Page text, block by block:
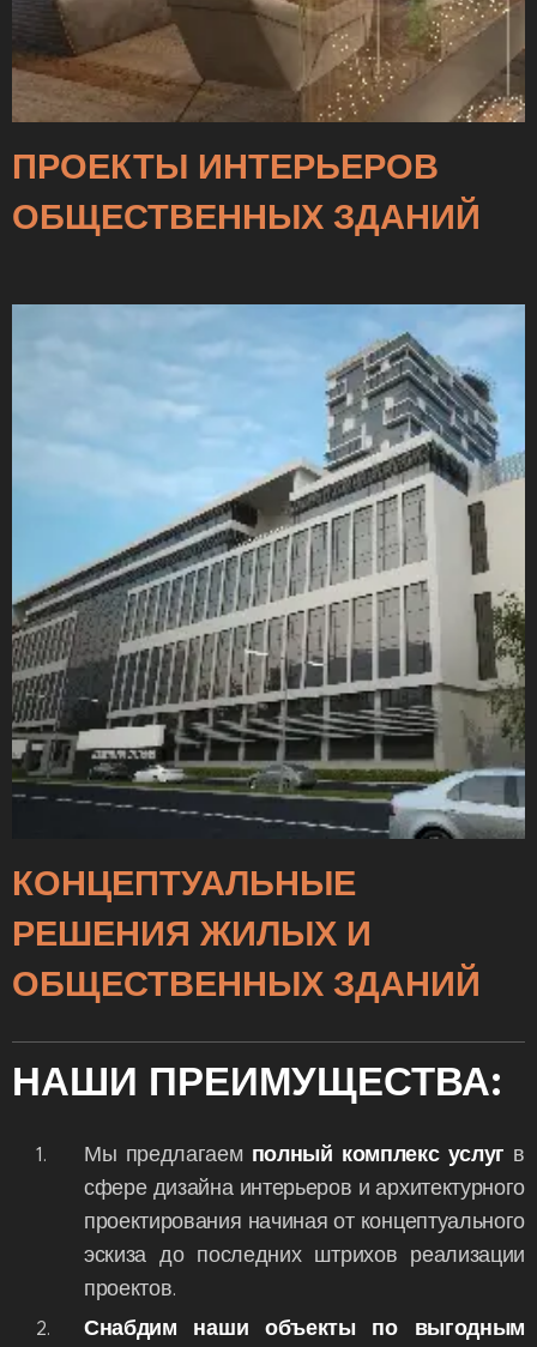
ПРОЕКТЫ ИНТЕРЬЕРОВ
ОБЩЕСТВЕННЫХ ЗДАНИЙ
КОНЦЕПТУАЛЬНЫЕ
РЕШЕНИЯ ЖИЛЫХ И
ОБЩЕСТВЕННЫХ ЗДАНИЙ
НАШИ ПРЕИМУЩЕСТВА:
Мы предлагаем полный комплекс услуг в
сфере дизайна интерьеров и архитектурного
проектирования начиная от концептуального
эскиза до последних штрихов реализации
проектов.
Снабдим наши объекты по выгодным